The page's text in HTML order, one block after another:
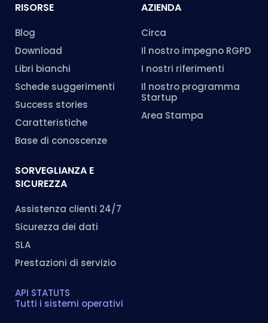
RISORSE
Blog
Download
Libri bianchi
Schede suggerimenti
Success stories
Caratteristiche
Base di conoscenze
AZIENDA
Circa
Il nostro impegno RGPD
I nostri riferimenti
Il nostro programma
Startup
Area Stampa
SORVEGLIANZA E
SICUREZZA
Assistenza clienti 24/7
Sicurezza dei dati
SLA
Prestazioni di servizio
API STATUTS
Tutti i sistemi operativi